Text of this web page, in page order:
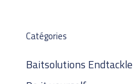
Catégories
Baitsolutions Endtackle